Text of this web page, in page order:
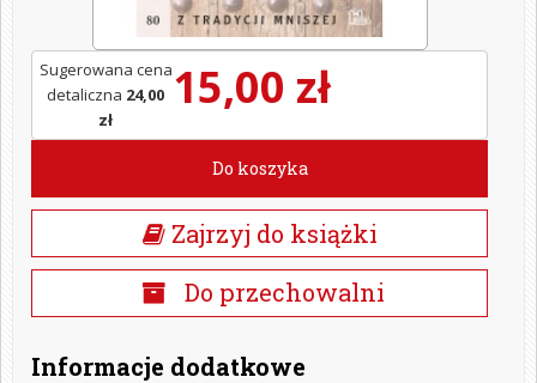
15,00 zł
Sugerowana cena
detaliczna 24,00
zł
Do koszyka
Zajrzyj do książki
Do przechowalni
Informacje dodatkowe